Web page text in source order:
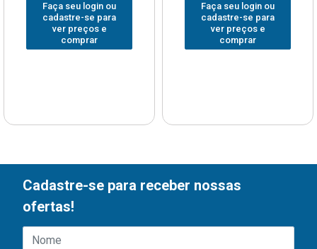
Faça seu login ou
cadastre-se para
ver preços e
comprar
Faça seu login ou
cadastre-se para
ver preços e
comprar
Cadastre-se para receber nossas
ofertas!